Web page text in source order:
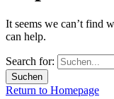
It seems we can’t find
can help.
Search for:
Return to Homepage